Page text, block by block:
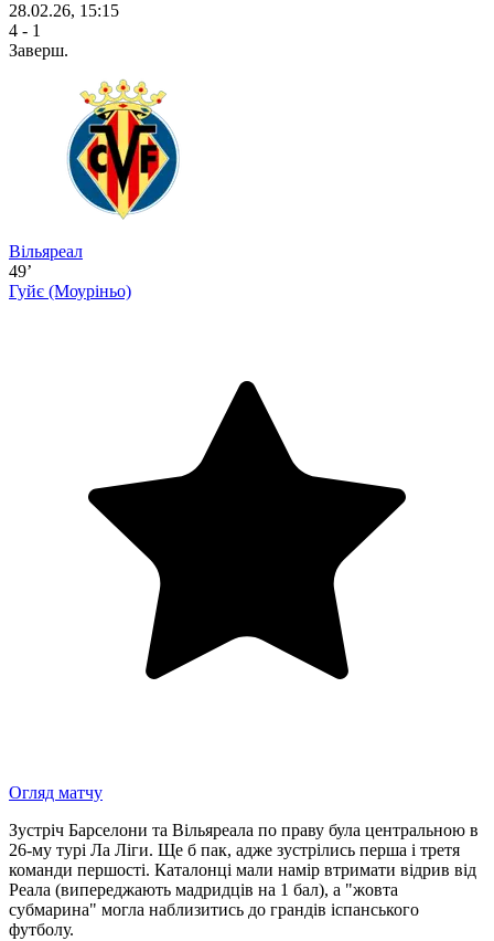
28.02.26, 15:15
4 - 1
Заверш.
Вільяреал
49’
Гуйє (Моуріньо)
Огляд матчу
Зустріч Барселони та Вільяреала по праву була центральною в
26-му турі Ла Ліги. Ще б пак, адже зустрілись перша і третя
команди першості. Каталонці мали намір втримати відрив від
Реала (випереджають мадридців на 1 бал), а "жовта
субмарина" могла наблизитись до грандів іспанського
футболу.